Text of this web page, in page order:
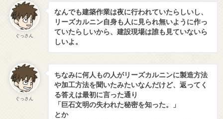
ぐっさん
なんでも建築作業は夜に行われていたらしいし、
リーズカルニン自身も人に見られ無いように作っ
ていたらしいから、建設現場は誰も見ていないら
しいよ。
ぐっさん
ちなみに何人もの人がリーズカルニンに製造方法
や加工方法を聞いたみたいなんだけど、返ってく
る答えは最初に言った通り
「巨石文明の失われた秘密を知った。」
とか